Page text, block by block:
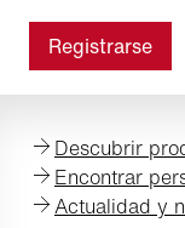
Descubrir
Encontrar
Actualidad y